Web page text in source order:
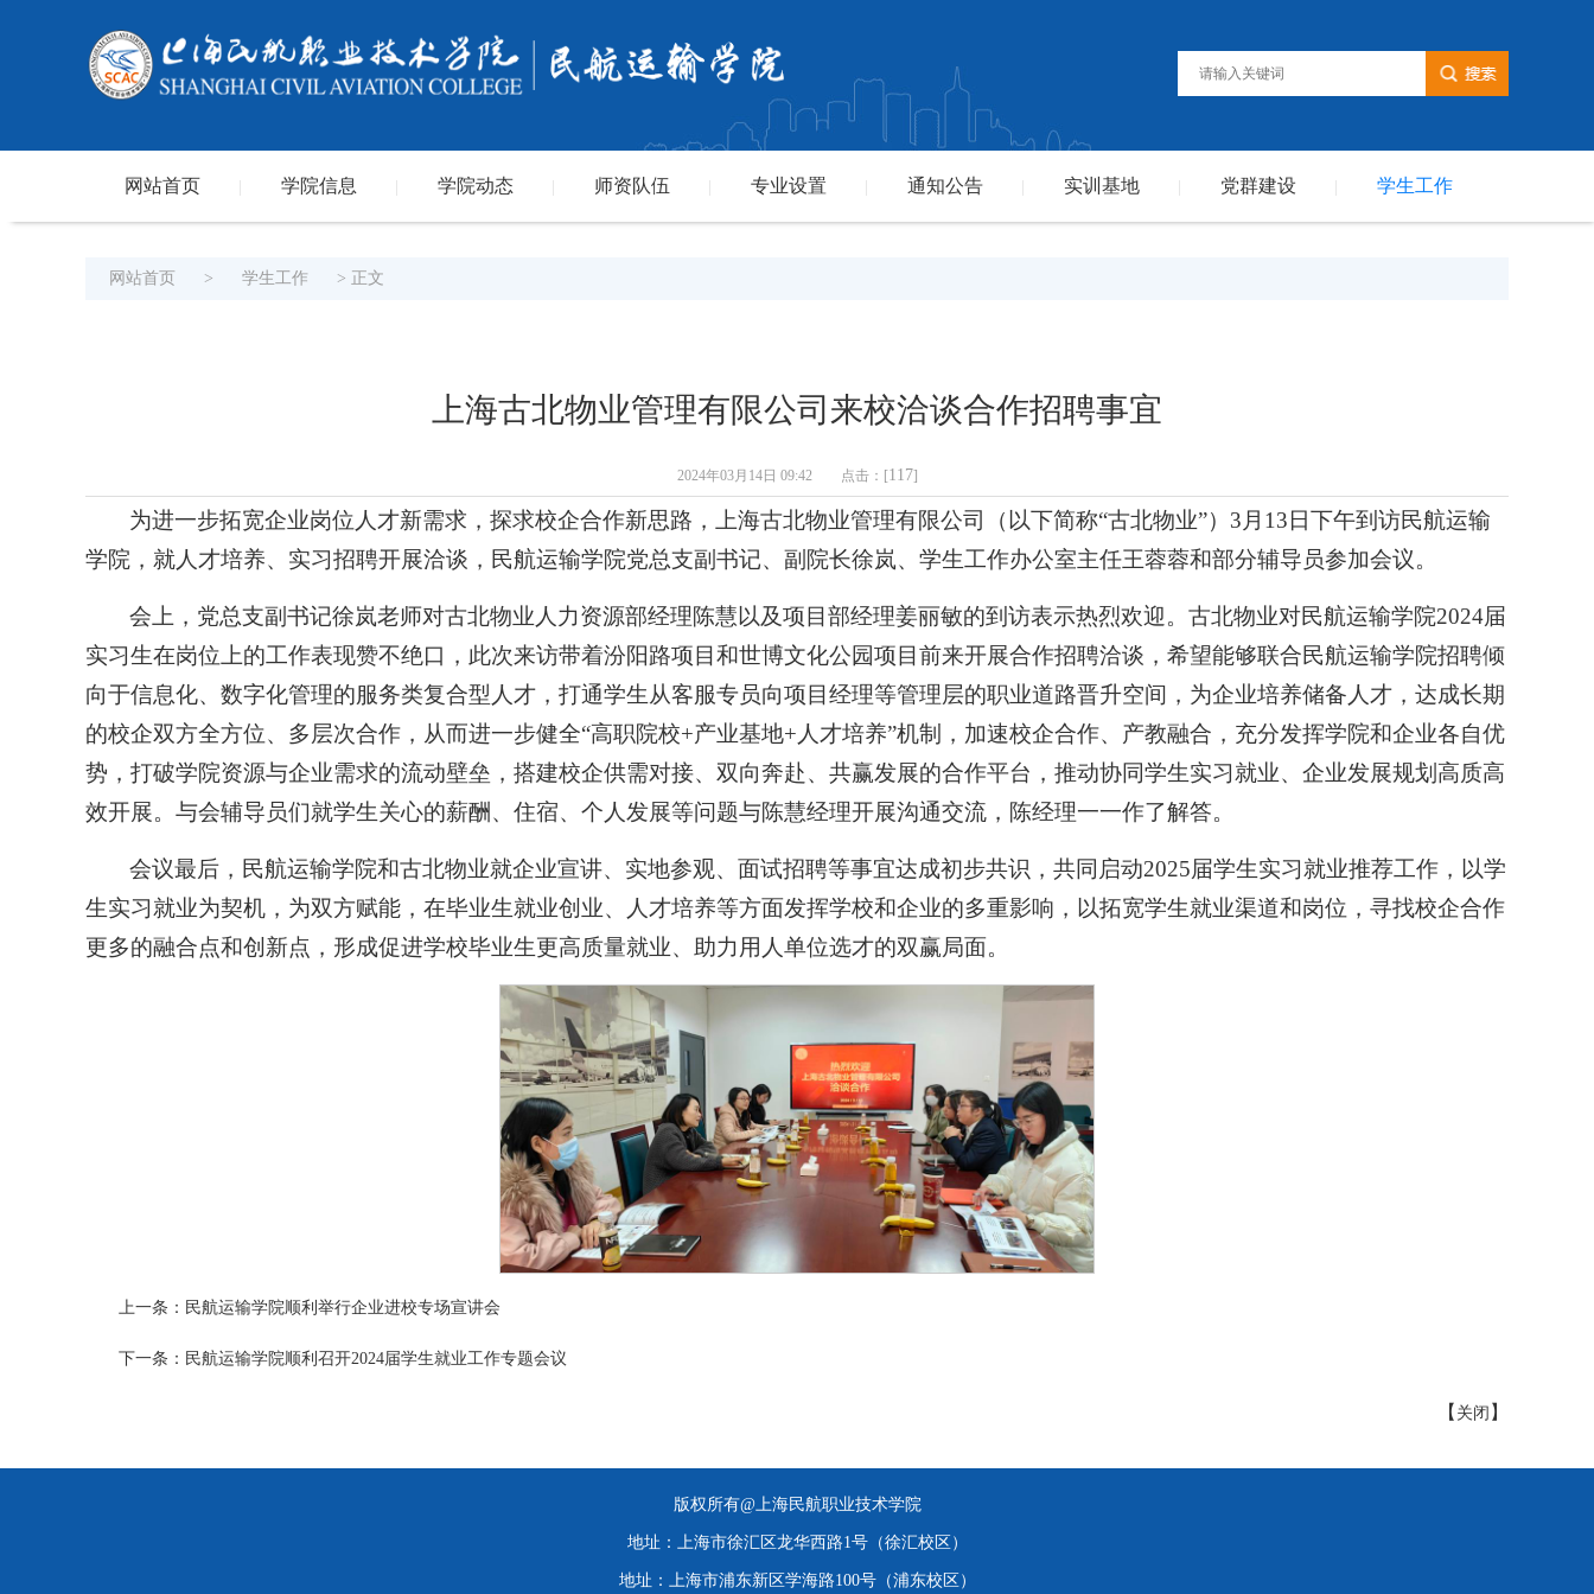
网站首页 学院信息 学院动态 师资队伍 专业设置 通知公告 实训基地 党群建设 学生工作
网站首页 > 学生工作 > 正文
上海古北物业管理有限公司来校洽谈合作招聘事宜
2024年03月14日 09:42 点击：[117]
为进一步拓宽企业岗位人才新需求，探求校企合作新思路，上海古北物业管理有限公司（以下简称“古北物业”）3月13日下午到访民航运输
学院，就人才培养、实习招聘开展洽谈，民航运输学院党总支副书记、副院长徐岚、学生工作办公室主任王蓉蓉和部分辅导员参加会议。
会上，党总支副书记徐岚老师对古北物业人力资源部经理陈慧以及项目部经理姜丽敏的到访表示热烈欢迎。古北物业对民航运输学院2024届
实习生在岗位上的工作表现赞不绝口，此次来访带着汾阳路项目和世博文化公园项目前来开展合作招聘洽谈，希望能够联合民航运输学院招聘倾
向于信息化、数字化管理的服务类复合型人才，打通学生从客服专员向项目经理等管理层的职业道路晋升空间，为企业培养储备人才，达成长期
的校企双方全方位、多层次合作，从而进一步健全“高职院校+产业基地+人才培养”机制，加速校企合作、产教融合，充分发挥学院和企业各自优
势，打破学院资源与企业需求的流动壁垒，搭建校企供需对接、双向奔赴、共赢发展的合作平台，推动协同学生实习就业、企业发展规划高质高
效开展。与会辅导员们就学生关心的薪酬、住宿、个人发展等问题与陈慧经理开展沟通交流，陈经理一一作了解答。
会议最后，民航运输学院和古北物业就企业宣讲、实地参观、面试招聘等事宜达成初步共识，共同启动2025届学生实习就业推荐工作，以学
生实习就业为契机，为双方赋能，在毕业生就业创业、人才培养等方面发挥学校和企业的多重影响，以拓宽学生就业渠道和岗位，寻找校企合作
更多的融合点和创新点，形成促进学校毕业生更高质量就业、助力用人单位选才的双赢局面。
上一条： 民航运输学院顺利举行企业进校专场宣讲会
下一条： 民航运输学院顺利召开2024届学生就业工作专题会议
【 关闭 】
版权所有@上海民航职业技术学院
地址：上海市徐汇区龙华西路1号（徐汇校区）
地址：上海市浦东新区学海路100号（浦东校区）